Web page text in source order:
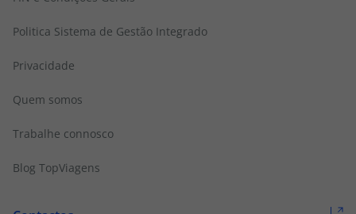
Politica Sistema de Gestão Integrado
Privacidade
Quem somos
Trabalhe connosco
Blog TopViagens